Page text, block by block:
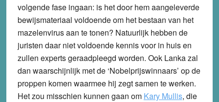
volgende fase ingaan: is het door hem aangeleverde
bewijsmateriaal voldoende om het bestaan van het
mazelenvirus aan te tonen? Natuurlijk hebben de
juristen daar niet voldoende kennis voor in huis en
zullen experts geraadpleegd worden. Ook Lanka zal
dan waarschijnlijk met de ‘Nobelprijswinnaars’ op de
proppen komen waarmee hij zegt samen te werken.
Het zou misschien kunnen gaan om Kary Mullis, die